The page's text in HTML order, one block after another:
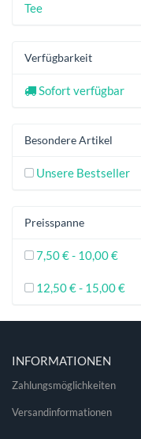
Tee
Verfügbarkeit
Sofort verfügbar
Besondere Artikel
Unsere Bestseller
Preisspanne
7,50 € - 10,00 €
12,50 € - 15,00 €
INFORMATIONEN
Zahlungsmöglichkeiten
Versandinformationen